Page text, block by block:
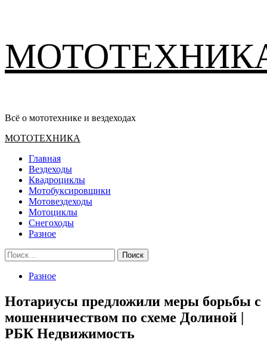
содержимому
Всё о мототехнике и вездеходах
Основное
МОТОТЕХНИКА
Главная
Вездеходы
Квадроциклы
Мотобуксировщики
Мотовездеходы
Мотоциклы
Снегоходы
Разное
Найти:
Разное
Нотариусы предложили меры борьбы с
мошенничеством по схеме Долиной |
РБК Недвижимость